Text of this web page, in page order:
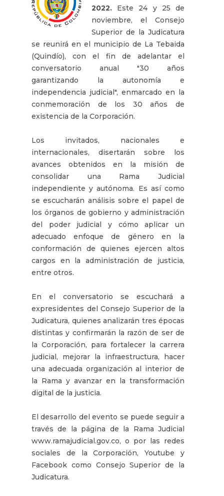
2022. Este 24 y 25 de
noviembre, el Consejo
Superior de la Judicatura
se reunirá en el municipio de La Tebaida
(Quindío), con el fin de adelantar el
conversatorio anual "30 años
garantizando la autonomía e
independencia judicial", enmarcado en la
conmemoración de los 30 años de
existencia de la Corporación.
Los invitados, nacionales e
internacionales, disertarán sobre los
avances obtenidos en la misión de
consolidar una Rama Judicial
independiente y autónoma. Es así como
se escucharán análisis sobre el papel de
los órganos de gobierno y administración
del poder judicial y cómo aplicar un
adecuado enfoque de género en la
conformación de quienes ejercen altos
cargos en la administración de justicia,
entre otros.
En el conversatorio se escuchará a
expresidentes del Consejo Superior de la
Judicatura, quienes analizarán tres épocas
distintas y confirmarán la razón de ser de
la Corporación, para fortalecer la carrera
judicial, mejorar la infraestructura, hacer
una adecuada organización al interior de
la Rama y avanzar en la transformación
digital de la justicia.
El desarrollo del evento se puede seguir a
través de la página de la Rama Judicial
www.ramajudicial.gov.co, o por las redes
sociales de la Corporación, Youtube y
Facebook como Consejo Superior de la
Judicatura.